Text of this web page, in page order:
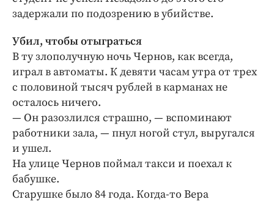
задержали по подозрению в убийстве.
Убил, чтобы отыграться
В ту злополучную ночь Чернов, как всегда,
играл в автоматы. К девяти часам утра от трех
с половиной тысяч рублей в карманах не
осталось ничего.
— Он разозлился страшно, — вспоминают
работники зала, — пнул ногой стул, выругался
и ушел.
На улице Чернов поймал такси и поехал к
бабушке.
Старушке было 84 года. Когда-то Вера